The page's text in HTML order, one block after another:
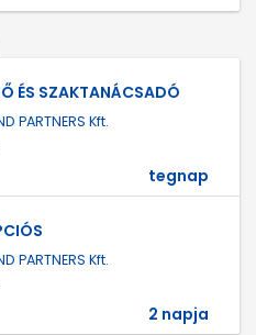
ÉS SZAKTANÁCSADÓ
PARTNERS Kft.
tegnap
PARTNERS Kft.
2 napja